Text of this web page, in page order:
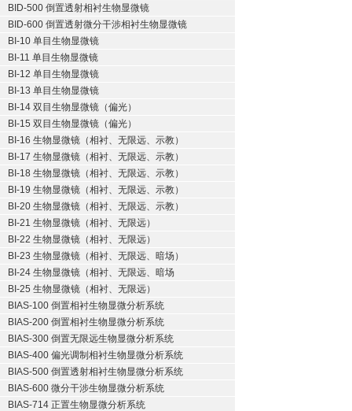
BID-500 倒置透射相衬生物显微镜
BID-600 倒置透射微分干涉相衬生物显微镜
BI-10 单目生物显微镜
BI-11 单目生物显微镜
BI-12 单目生物显微镜
BI-13 单目生物显微镜
BI-14 双目生物显微镜（偏光）
BI-15 双目生物显微镜（偏光）
BI-16 生物显微镜（相衬、无限远、示教）
BI-17 生物显微镜（相衬、无限远、示教）
BI-18 生物显微镜（相衬、无限远、示教）
BI-19 生物显微镜（相衬、无限远、示教）
BI-20 生物显微镜（相衬、无限远、示教）
BI-21 生物显微镜（相衬、无限远）
BI-22 生物显微镜（相衬、无限远）
BI-23 生物显微镜（相衬、无限远、暗场）
BI-24 生物显微镜（相衬、无限远、暗场
BI-25 生物显微镜（相衬、无限远）
BIAS-100 倒置相衬生物显微分析系统
BIAS-200 倒置相衬生物显微分析系统
BIAS-300 倒置无限远生物显微分析系统
BIAS-400 偏光调制相衬生物显微分析系统
BIAS-500 倒置透射相衬生物显微分析系统
BIAS-600 微分干涉生物显微分析系统
BIAS-714 正置生物显微分析系统